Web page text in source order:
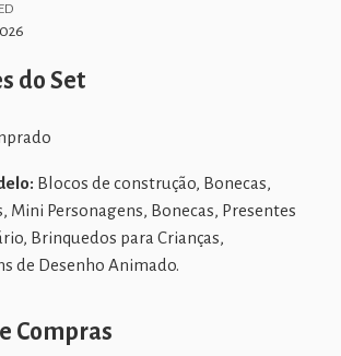
do Set
Blocos de construção, Bonecas,
Mini Personagens, Bonecas, Presentes
Brinquedos para Crianças,
de Desenho Animado.
Compras